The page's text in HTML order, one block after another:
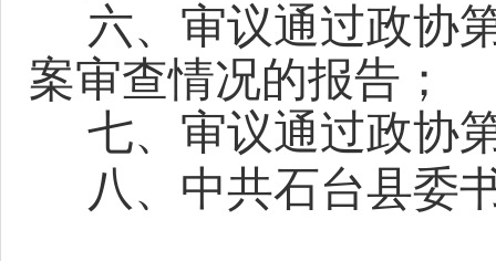
六、审议通过政协
案审查情况的报告；
七、审议通过政协
八、中共石台县委